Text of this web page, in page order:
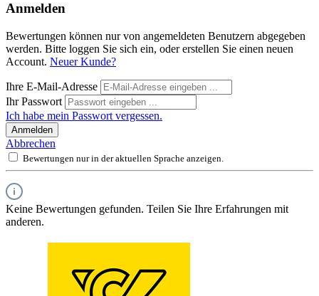
Anmelden
Bewertungen können nur von angemeldeten Benutzern abgegeben
werden. Bitte loggen Sie sich ein, oder erstellen Sie einen neuen
Account. Neuer Kunde?
Ihre E-Mail-Adresse
Ihr Passwort
Ich habe mein Passwort vergessen.
Anmelden
Abbrechen
Bewertungen nur in der aktuellen Sprache anzeigen.
Keine Bewertungen gefunden. Teilen Sie Ihre Erfahrungen mit
anderen.